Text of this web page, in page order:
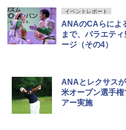
イベントレポート
ANAのCAらによ
まで、バラエテ
ージ（その4）
ANAとレクサス
米オープン選手
アー実施